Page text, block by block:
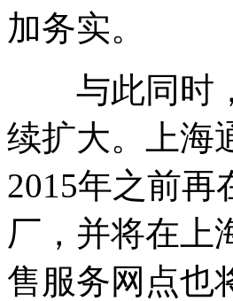
加务实。
与此同时，
续扩大。上海
2015年之前再
厂，并将在上
售服务网点也